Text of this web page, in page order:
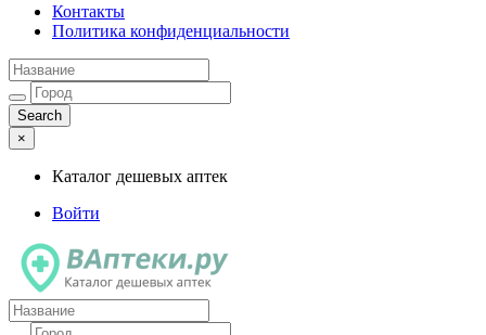
Контакты
Политика конфиденциальности
×
Каталог дешевых аптек
Войти
Каталог дешевых аптек